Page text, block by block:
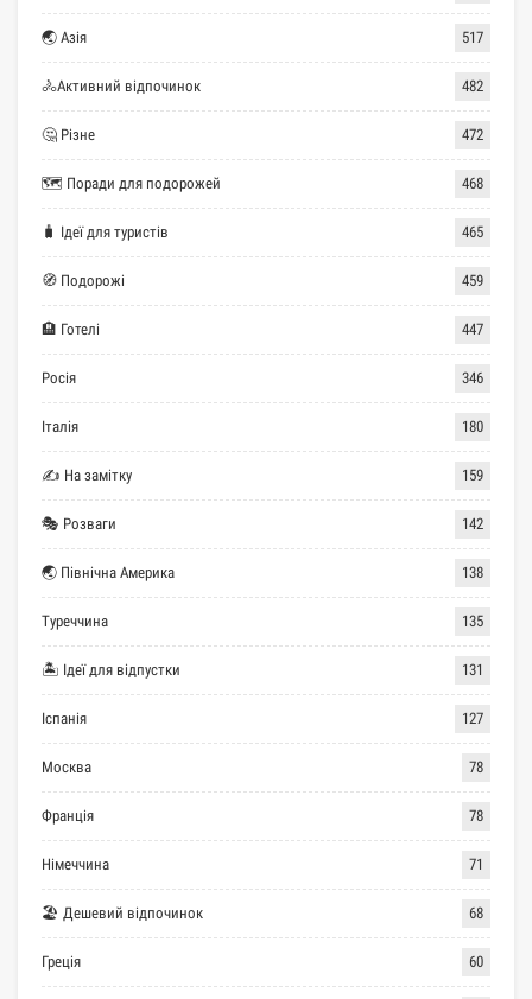
🌏 Азія 517
🚴Активний відпочинок 482
🤔 Різне 472
🗺 Поради для подорожей 468
🧳 Ідеї для туристів 465
🧭 Подорожі 459
🏨 Готелі 447
Росія 346
Італія 180
✍ На замітку 159
🎭 Розваги 142
🌏 Північна Америка 138
Туреччина 135
🏝 Ідеї для відпустки 131
Іспанія 127
Москва 78
Франція 78
Німеччина 71
🏖 Дешевий відпочинок 68
Греція 60